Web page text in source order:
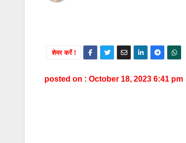
शेयर करें !
posted on : October 18, 2023 6:41 pm